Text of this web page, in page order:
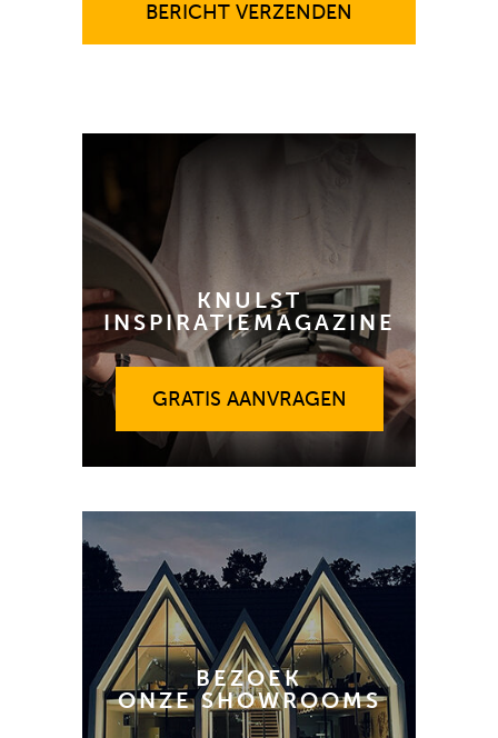
BERICHT VERZENDEN
KNULST
INSPIRATIEMAGAZINE
GRATIS AANVRAGEN
GRATIS AANVRAGEN
BEZOEK
ONZE SHOWROOMS
GRATIS ADVIES